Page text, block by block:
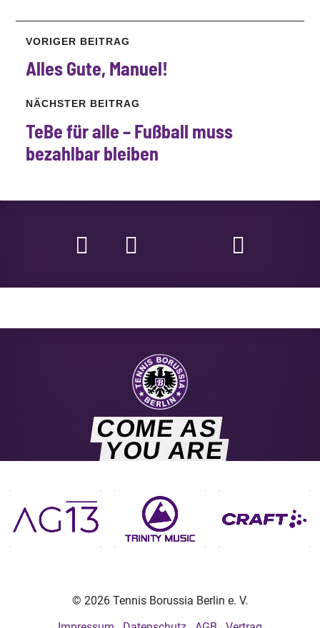
VORIGER BEITRAG
Alles Gute, Manuel!
NÄCHSTER BEITRAG
TeBe für alle – Fußball muss
bezahlbar bleiben
COME AS
YOU ARE
© 2026 Tennis Borussia Berlin e. V.